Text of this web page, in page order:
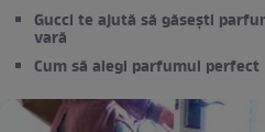
Gucci te ajută să găsești
vară
Cum să alegi parfumul perfect